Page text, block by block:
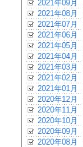
2021年09月
2021年08月
2021年07月
2021年06月
2021年05月
2021年04月
2021年03月
2021年02月
2021年01月
2020年12月
2020年11月
2020年10月
2020年09月
2020年08月